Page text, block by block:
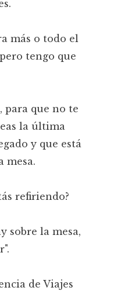
más o todo el
tengo que
para que no te
la última
y que está
mesa.
refiriendo?
sobre la mesa,
de Viajes